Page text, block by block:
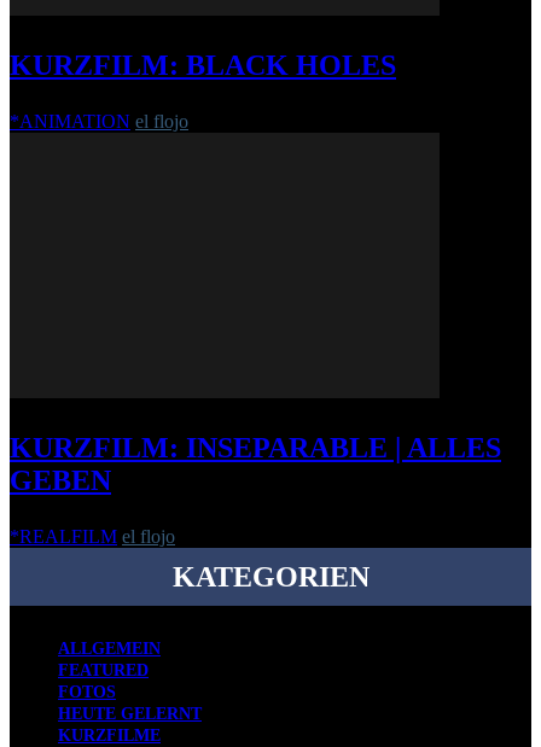
KURZFILM: BLACK HOLES
*ANIMATION el flojo
KURZFILM: INSEPARABLE | ALLES
GEBEN
*REALFILM el flojo
KATEGORIEN
ALLGEMEIN
FEATURED
FOTOS
HEUTE GELERNT
KURZFILME